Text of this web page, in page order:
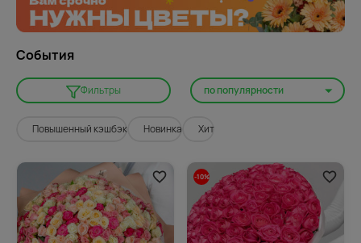
События
Фильтры по популярности
Повышенный кэшбэк Новинка Хит
-10%